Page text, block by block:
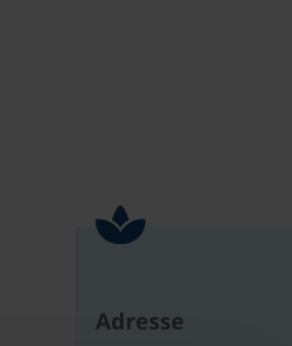
Adresse